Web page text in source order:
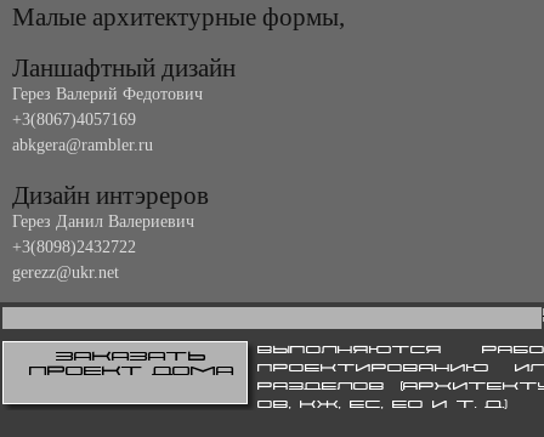
Малые архитектурные формы,
Ланшафтный дизайн
Герез Валерий Федотович
+3(8067)4057169
abkgera@rambler.ru
Дизайн интэреров
Герез Данил Валериевич
+3(8098)2432722
gerezz@ukr.net
Заказать
проект дома
Выполняются
проектированию
разделов
ОВ, КЖ, ЕС, ЕО и т. д.)